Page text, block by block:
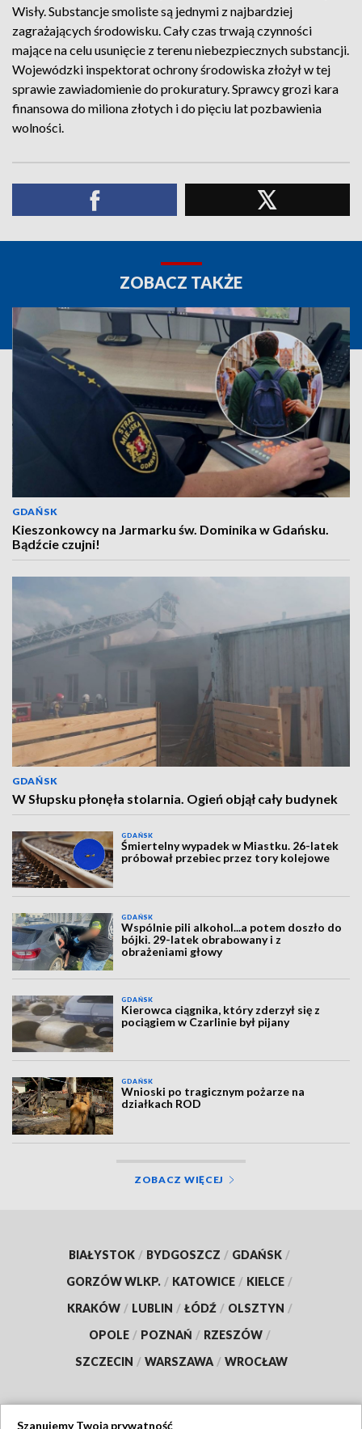
Wisły. Substancje smoliste są jednymi z najbardziej
zagrażających środowisku. Cały czas trwają czynności
mające na celu usunięcie z terenu niebezpiecznych substancji.
Wojewódzki inspektorat ochrony środowiska złożył w tej
sprawie zawiadomienie do prokuratury. Sprawcy grozi kara
finansowa do miliona złotych i do pięciu lat pozbawienia
wolności.
ZOBACZ TAKŻE
GDAŃSK
Kieszonkowcy na Jarmarku św. Dominika w Gdańsku.
Bądźcie czujni!
GDAŃSK
W Słupsku płonęła stolarnia. Ogień objął cały budynek
GDAŃSK
Śmiertelny wypadek w Miastku. 26-latek
próbował przebiec przez tory kolejowe
GDAŃSK
Wspólnie pili alkohol...a potem doszło do
bójki. 29-latek obrabowany i z
obrażeniami głowy
GDAŃSK
Kierowca ciągnika, który zderzył się z
pociągiem w Czarlinie był pijany
GDAŃSK
Wnioski po tragicznym pożarze na
działkach ROD
ZOBACZ WIĘCEJ
BIAŁYSTOK / BYDGOSZCZ / GDAŃSK /
GORZÓW WLKP. / KATOWICE / KIELCE /
KRAKÓW / LUBLIN / ŁÓDŹ / OLSZTYN /
OPOLE / POZNAŃ / RZESZÓW /
SZCZECIN / WARSZAWA / WROCŁAW
Szanujemy Twoją prywatność